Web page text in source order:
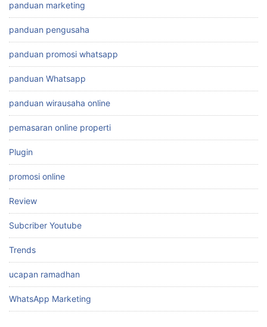
panduan marketing
panduan pengusaha
panduan promosi whatsapp
panduan Whatsapp
panduan wirausaha online
pemasaran online properti
Plugin
promosi online
Review
Subcriber Youtube
Trends
ucapan ramadhan
WhatsApp Marketing